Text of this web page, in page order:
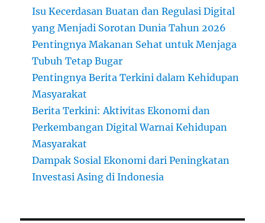
Isu Kecerdasan Buatan dan Regulasi Digital
yang Menjadi Sorotan Dunia Tahun 2026
Pentingnya Makanan Sehat untuk Menjaga
Tubuh Tetap Bugar
Pentingnya Berita Terkini dalam Kehidupan
Masyarakat
Berita Terkini: Aktivitas Ekonomi dan
Perkembangan Digital Warnai Kehidupan
Masyarakat
Dampak Sosial Ekonomi dari Peningkatan
Investasi Asing di Indonesia